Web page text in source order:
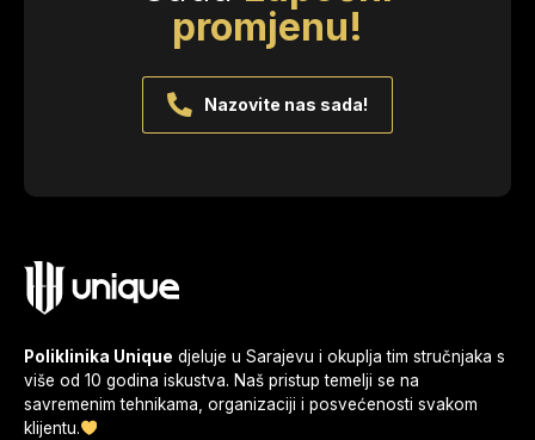
promjenu!
Nazovite nas sada!
Poliklinika Unique djeluje u Sarajevu i okuplja tim stručnjaka s
više od 10 godina iskustva. Naš pristup temelji se na
savremenim tehnikama, organizaciji i posvećenosti svakom
klijentu.